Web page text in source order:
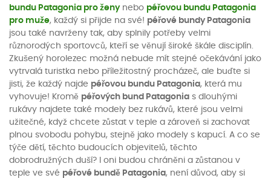
bundu Patagonia pro ženynebo péřovou bundu Patagonia
pro muže, každý si přijde na své! péřové bundy Patagonia
jsou také navrženy tak, aby splnily potřeby velmi
různorodých sportovců, kteří se věnují široké škále disciplín.
Zkušený horolezec možná nebude mít stejné očekávání jako
vytrvalá turistka nebo příležitostný procházeč, ale buďte si
jisti, že každý najde péřovou bundu Patagonia, která mu
vyhovuje! Kromě péřových bund Patagonia s dlouhými
rukávy najdete také modely bez rukávů, které jsou velmi
užitečné, když chcete zůstat v teple a zároveň si zachovat
plnou svobodu pohybu, stejně jako modely s kapucí. A co se
týče dětí, těchto budoucích objevitelů, těchto
dobrodružných duší? I oni budou chráněni a zůstanou v
teple ve své péřové bundě Patagonia, není důvod, aby si